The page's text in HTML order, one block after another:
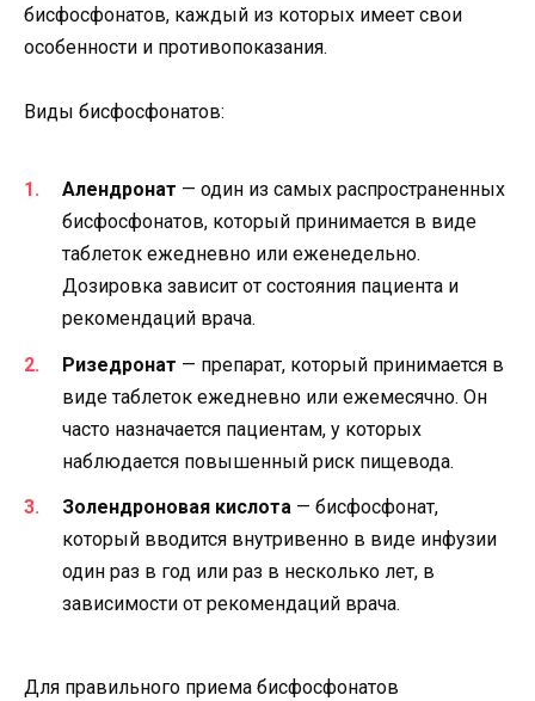
бисфосфонатов, каждый из которых имеет свои
особенности и противопоказания.
Виды бисфосфонатов:
Алендронат — один из самых распространенных
бисфосфонатов, который принимается в виде
таблеток ежедневно или еженедельно.
Дозировка зависит от состояния пациента и
рекомендаций врача.
Ризедронат — препарат, который принимается в
виде таблеток ежедневно или ежемесячно. Он
часто назначается пациентам, у которых
наблюдается повышенный риск пищевода.
Золендроновая кислота — бисфосфонат,
который вводится внутривенно в виде инфузии
один раз в год или раз в несколько лет, в
зависимости от рекомендаций врача.
Для правильного приема бисфосфонатов